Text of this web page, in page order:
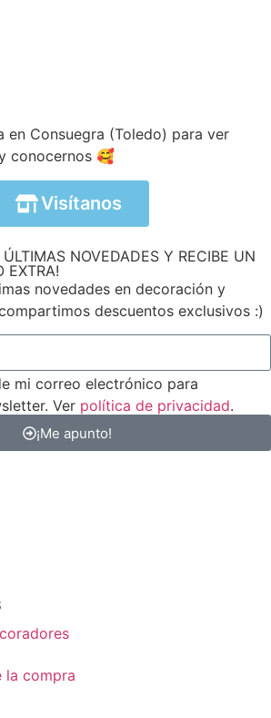
en Consuegra (Toledo) para ver
conocernos 🥰
Visítanos
NOVEDADES Y RECIBE UN
EXTRA!
novedades en decoración y
descuentos exclusivos :)
mi correo electrónico para
Ver política de privacidad.
¡Me apunto!
la compra